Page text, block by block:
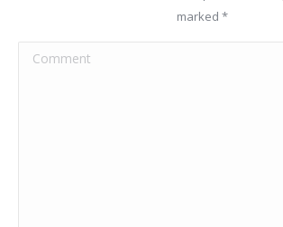
marked *
Comment